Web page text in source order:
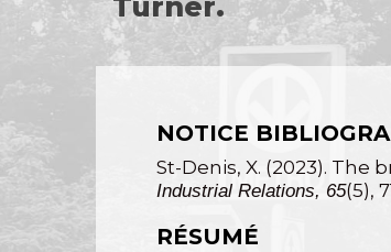
Turner.
NOTICE
St-Denis, X. (2023).
Industrial Relations, 65(5),
RÉSUMÉ